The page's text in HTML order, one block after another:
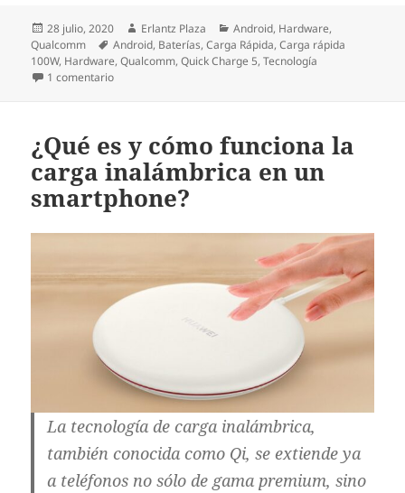
Publicado
el
28 julio, 2020 Autor
Erlantz Plaza Categorías
Android, Hardware,
Qualcomm
Etiquetas
Android, Baterías,Carga Rápida,Carga rápida
100W, Hardware,Qualcomm,Quick Charge 5,Tecnología
1 comentarioen Quick Charge 5: la carga rápida de Qualcomm ya es
¿Qué es y cómo funciona la
carga inalámbrica en un
smartphone?
La tecnología de carga inalámbrica,
también conocida como Qi, se extiende ya
a teléfonos no sólo de gama premium, sino